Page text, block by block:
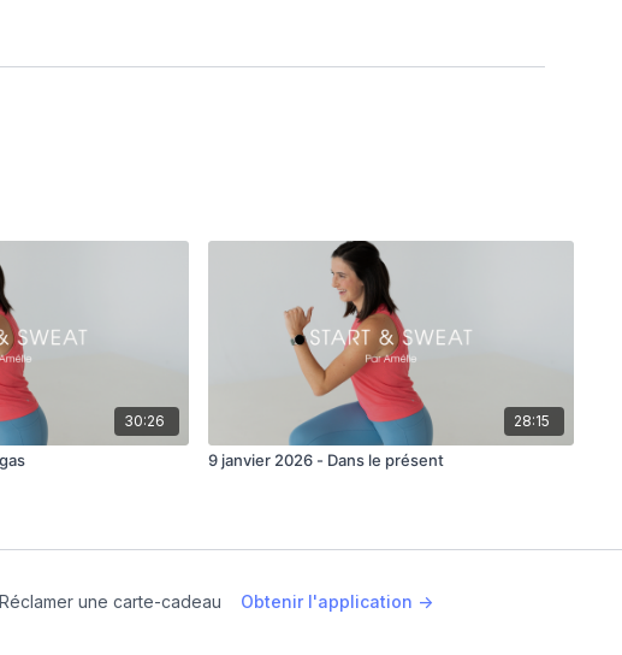
30:26 28:15
9 janvier 2026 - Dans le présent
Réclamer une carte-cadeau Obtenir l'application ->